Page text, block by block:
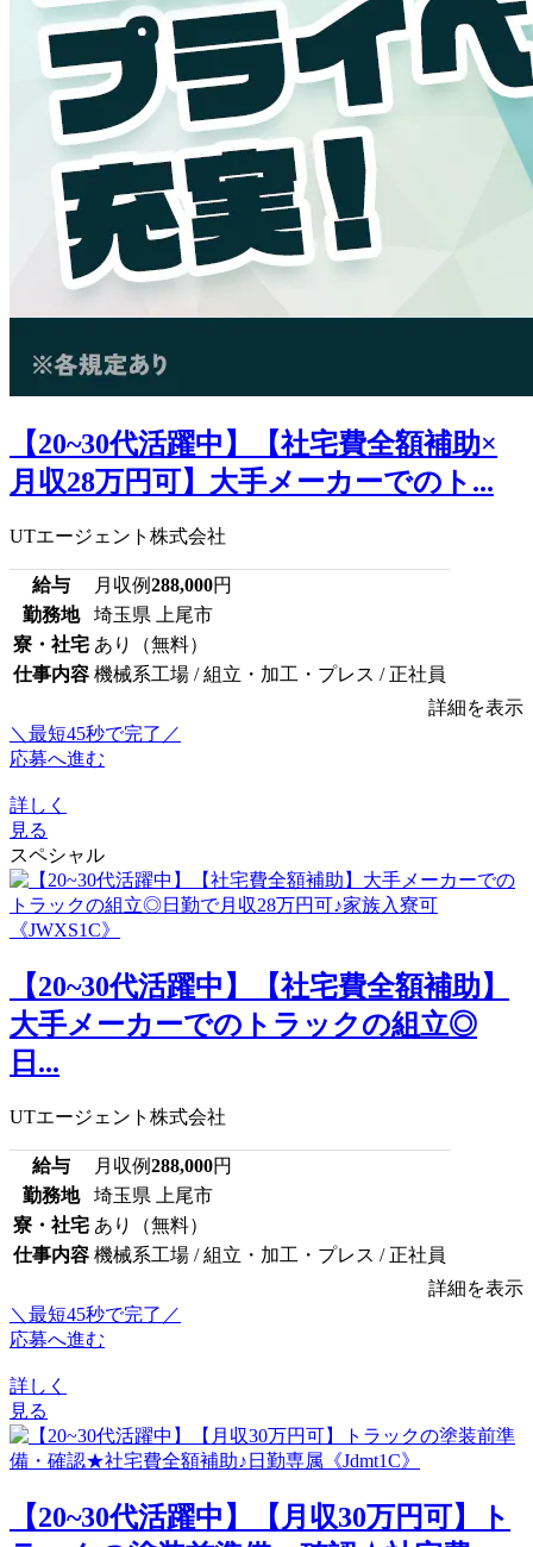
【20~30代活躍中】【社宅費全額補助×
月収28万円可】大手メーカーでのト...
UTエージェント株式会社
給与 月収例288,000円
勤務地
埼玉県 上尾市
寮・社宅 あり（無料）
仕事内容 機械系工場 / 組立・加工・プレス / 正社員
詳細を表示
＼最短45秒で完了／
応募へ進む
詳しく
見る
スペシャル
【20~30代活躍中】【社宅費全額補助】
大手メーカーでのトラックの組立◎
日...
UTエージェント株式会社
給与 月収例288,000円
勤務地
埼玉県 上尾市
寮・社宅 あり（無料）
仕事内容 機械系工場 / 組立・加工・プレス / 正社員
詳細を表示
＼最短45秒で完了／
応募へ進む
詳しく
見る
【20~30代活躍中】【月収30万円可】ト